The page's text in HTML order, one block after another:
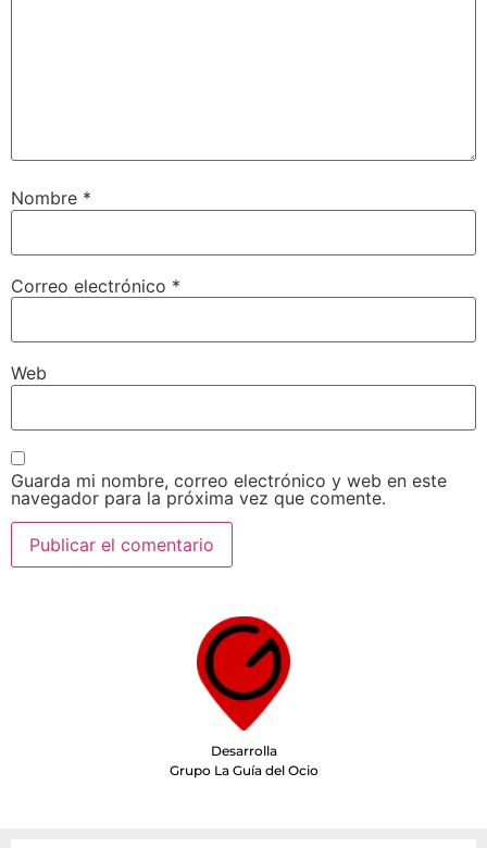
Nombre *
Correo electrónico *
Web
Guarda mi nombre, correo electrónico y web en este
navegador para la próxima vez que comente.
Desarrolla
Grupo La Guía del Ocio